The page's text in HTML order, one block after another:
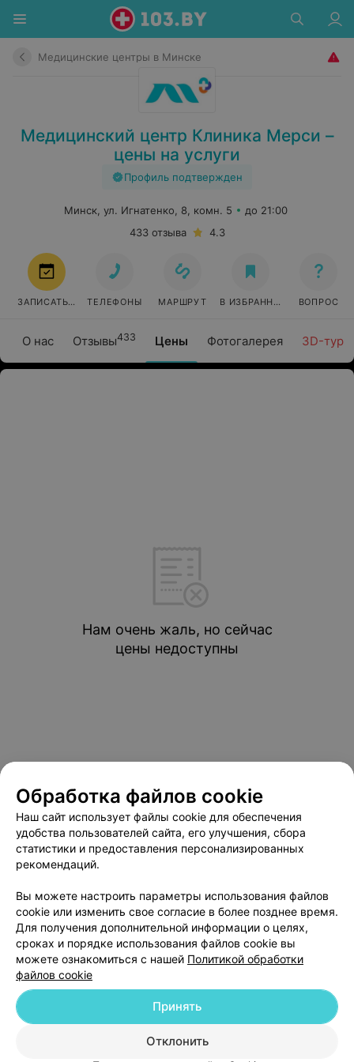
Медицинские центры в Минске
Медицинский центр Клиника Мерси –
цены на услуги
Профиль подтвержден
О нас Отзывы433 Цены Фотогалерея 3D-тур
Минск, ул. Игнатенко, 8, комн. 5
до 21:00
433 отзыва
4.3
ЗАПИСАТЬСЯ ТЕЛЕФОНЫ МАРШРУТ В ИЗБРАННОЕ ВОПРОС
Нам очень жаль, но сейчас
цены недоступны
Медицинский маркетинг
Публичный договор
Пользовательское соглашение
Способы оплаты
Вакансии
Партнеры
Написать в поддержку
Персональные настройки cookie
Обработка персональных данных
Обработка файлов cookie
Наш сайт использует файлы cookie для обеспечения
удобства пользователей сайта, его улучшения, сбора
статистики и предоставления персонализированных
рекомендаций.
Вы можете настроить параметры использования файлов
cookie или изменить свое согласие в более позднее время.
Для получения дополнительной информации о целях,
сроках и порядке использования файлов cookie вы
можете ознакомиться с нашей Политикой обработки
файлов cookie
Отклонить
Принять